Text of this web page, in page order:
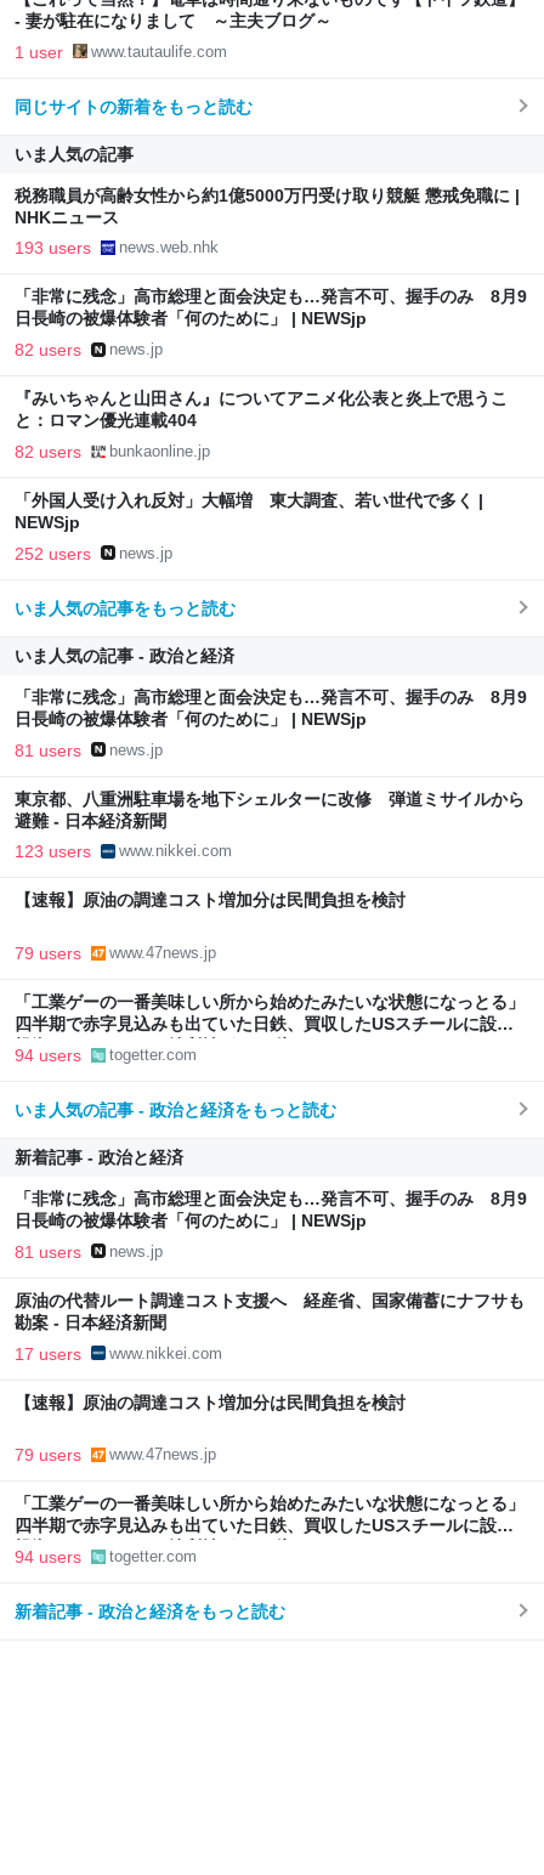
- 妻が駐在になりまして ～主夫ブログ～
1 user www.tautaulife.com
同じサイトの新着をもっと読む
いま人気の記事
税務職員が高齢女性から約1億5000万円受け取り競艇 懲戒免職に |
NHKニュース
193 users news.web.nhk
「非常に残念」高市総理と面会決定も…発言不可、握手のみ 8月9
日長崎の被爆体験者「何のために」 | NEWSjp
82 users news.jp
『みいちゃんと山田さん』についてアニメ化公表と炎上で思うこ
と：ロマン優光連載404
82 users bunkaonline.jp
「外国人受け入れ反対」大幅増 東大調査、若い世代で多く |
NEWSjp
252 users news.jp
いま人気の記事をもっと読む
いま人気の記事 - 政治と経済
「非常に残念」高市総理と面会決定も…発言不可、握手のみ 8月9
日長崎の被爆体験者「何のために」 | NEWSjp
81 users news.jp
東京都、八重洲駐車場を地下シェルターに改修 弾道ミサイルから
避難 - 日本経済新聞
123 users www.nikkei.com
【速報】原油の調達コスト増加分は民間負担を検討
79 users www.47news.jp
「工業ゲーの一番美味しい所から始めたみたいな状態になっとる」
四半期で赤字見込みも出ていた日鉄、買収したUSスチールに設備
投資したら、なんか純利益が2900億になった
94 users togetter.com
いま人気の記事 - 政治と経済をもっと読む
新着記事 - 政治と経済
「非常に残念」高市総理と面会決定も…発言不可、握手のみ 8月9
日長崎の被爆体験者「何のために」 | NEWSjp
81 users news.jp
原油の代替ルート調達コスト支援へ 経産省、国家備蓄にナフサも
勘案 - 日本経済新聞
17 users www.nikkei.com
【速報】原油の調達コスト増加分は民間負担を検討
79 users www.47news.jp
「工業ゲーの一番美味しい所から始めたみたいな状態になっとる」
四半期で赤字見込みも出ていた日鉄、買収したUSスチールに設備
投資したら、なんか純利益が2900億になった
94 users togetter.com
新着記事 - 政治と経済をもっと読む